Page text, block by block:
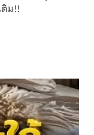
ติม!!